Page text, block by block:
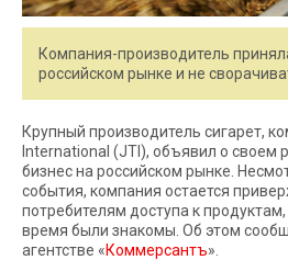
Компания-производитель
российском рынке и не
Крупный производитель сигарет,
International (JTI), объявил о своем
бизнес на российском рынке.
события, компания остается
потребителям доступа к
время были знакомы. Об этом
агентстве «Коммерсантъ».